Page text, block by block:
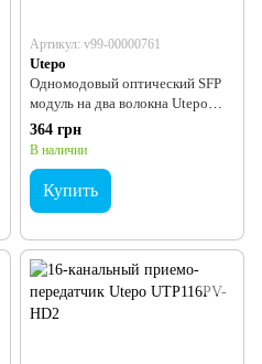
Артикул: v99-00000761
Utepo
Одномодовый оптический SFP
модуль на два волокна Utepo
SFP-155M-20KM 155М
364 грн
В наличии
Купить